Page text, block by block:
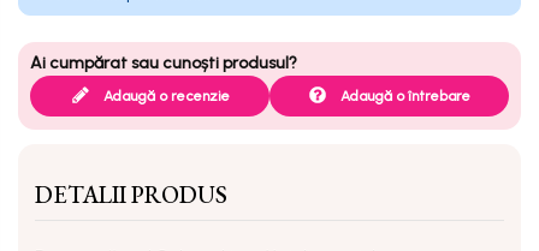
Adaugă o recenzie Adaugă o întrebare
DETALII PRODUS